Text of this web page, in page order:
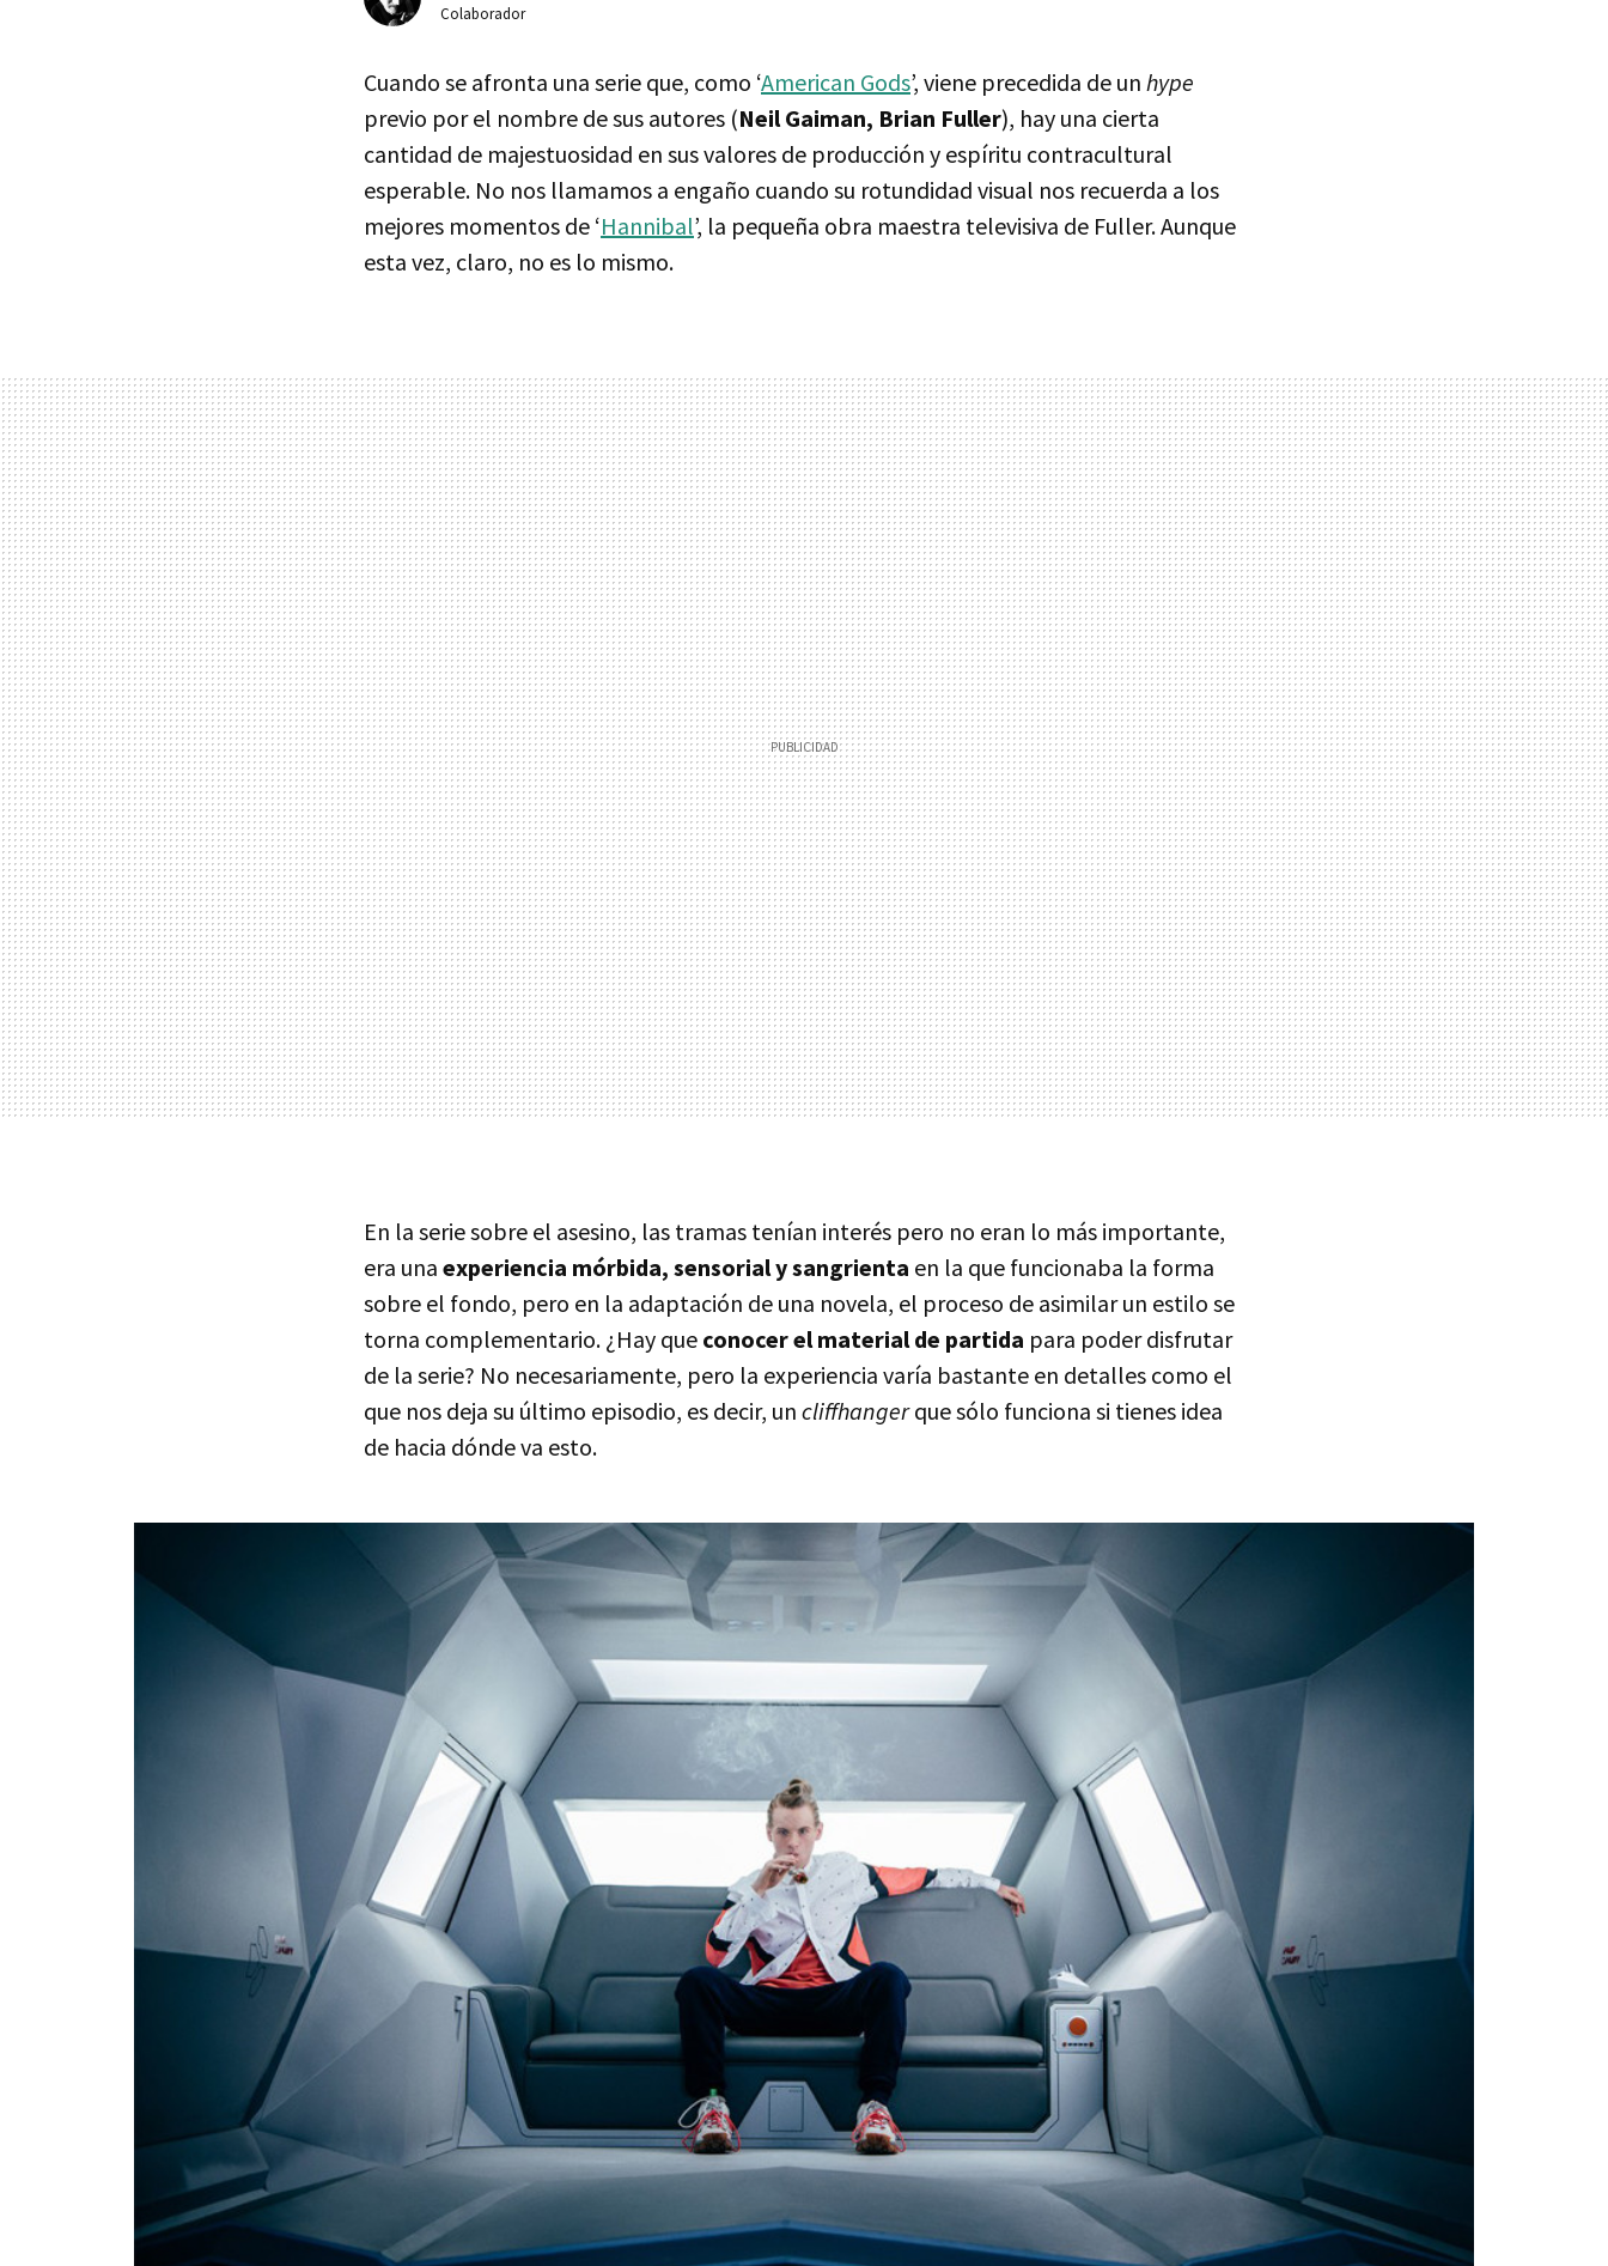
Colaborador
Cuando se afronta una serie que, como ‘American Gods’, viene precedida de un hype
previo por el nombre de sus autores (Neil Gaiman, Brian Fuller), hay una cierta
cantidad de majestuosidad en sus valores de producción y espíritu contracultural
esperable. No nos llamamos a engaño cuando su rotundidad visual nos recuerda a los
mejores momentos de ‘Hannibal’, la pequeña obra maestra televisiva de Fuller. Aunque
esta vez, claro, no es lo mismo.
En la serie sobre el asesino, las tramas tenían interés pero no eran lo más importante,
era una experiencia mórbida, sensorial y sangrienta en la que funcionaba la forma
sobre el fondo, pero en la adaptación de una novela, el proceso de asimilar un estilo se
torna complementario. ¿Hay que conocer el material de partida para poder disfrutar
de la serie? No necesariamente, pero la experiencia varía bastante en detalles como el
que nos deja su último episodio, es decir, un cliffhangerque sólo funciona si tienes idea
de hacia dónde va esto.